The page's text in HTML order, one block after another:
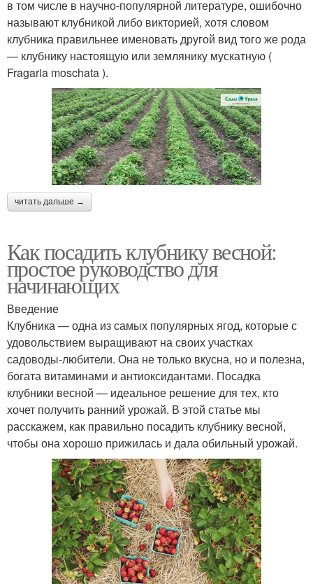
в том числе в научно-популярной литературе, ошибочно
называют клубникой либо викторией, хотя словом
клубника правильнее именовать другой вид того же рода
— клубнику настоящую или землянику мускатную (
Fragaria moschata ).
читать дальше →
Как посадить клубнику весной:
простое руководство для
начинающих
Введение
Клубника — одна из самых популярных ягод, которые с
удовольствием выращивают на своих участках
садоводы-любители. Она не только вкусна, но и полезна,
богата витаминами и антиоксидантами. Посадка
клубники весной — идеальное решение для тех, кто
хочет получить ранний урожай. В этой статье мы
расскажем, как правильно посадить клубнику весной,
чтобы она хорошо прижилась и дала обильный урожай.